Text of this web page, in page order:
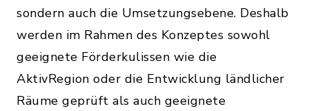
sondern auch die Umsetzungsebene. Deshalb
werden im Rahmen des Konzeptes sowohl
geeignete Förderkulissen wie die
AktivRegion oder die Entwicklung ländlicher
Räume geprüft als auch geeignete